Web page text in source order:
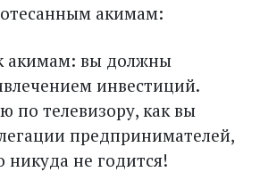
акимам:
акимам: вы должны
инвестиций.
по телевизору, как вы
предпринимателей,
никуда не годится!